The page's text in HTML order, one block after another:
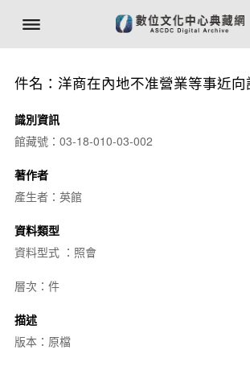
件名：洋商在內地不准營業等事近
識別資訊
館藏號：03-18-010-03-002
著作者
產生者：英館
資料類型
資料型式 ：照會
層次：件
描述
版本：原檔